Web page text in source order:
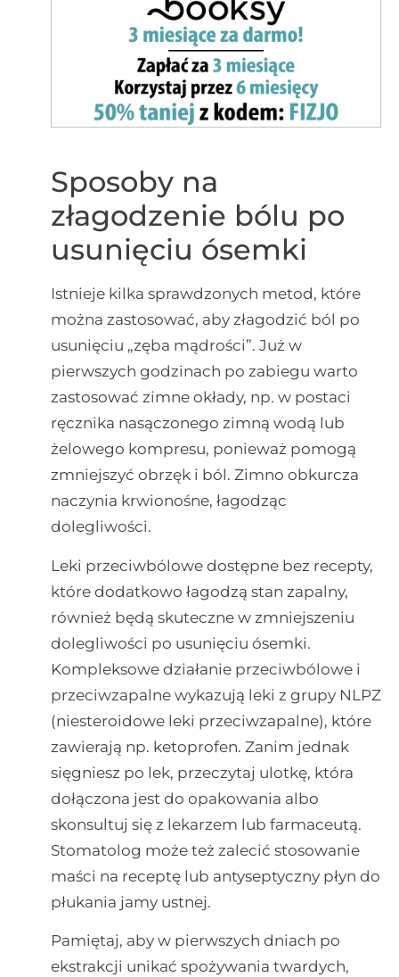
Sposoby na
złagodzenie bólu po
usunięciu ósemki
Istnieje kilka sprawdzonych metod, które
można zastosować, aby złagodzić ból po
usunięciu „zęba mądrości”. Już w
pierwszych godzinach po zabiegu warto
zastosować zimne okłady, np. w postaci
ręcznika nasączonego zimną wodą lub
żelowego kompresu, ponieważ pomogą
zmniejszyć obrzęk i ból. Zimno obkurcza
naczynia krwionośne, łagodząc
dolegliwości.
Leki przeciwbólowe dostępne bez recepty,
które dodatkowo łagodzą stan zapalny,
również będą skuteczne w zmniejszeniu
dolegliwości po usunięciu ósemki.
Kompleksowe działanie przeciwbólowe i
przeciwzapalne wykazują leki z grupy NLPZ
(niesteroidowe leki przeciwzapalne), które
zawierają np. ketoprofen. Zanim jednak
sięgniesz po lek, przeczytaj ulotkę, która
dołączona jest do opakowania albo
skonsultuj się z lekarzem lub farmaceutą.
Stomatolog może też zalecić stosowanie
maści na receptę lub antyseptyczny płyn do
płukania jamy ustnej.
Pamiętaj, aby w pierwszych dniach po
ekstrakcji unikać spożywania twardych,